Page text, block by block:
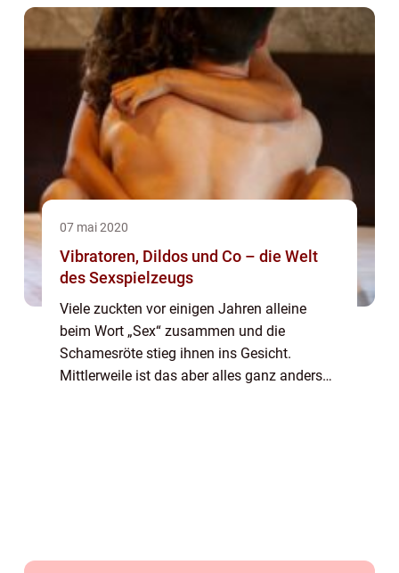
Eigenheim zulegen möchten oder einen
hohen Geldbetrag für eine Wohnung ...
07 mai 2020
Vibratoren, Dildos und Co – die Welt
des Sexspielzeugs
Viele zuckten vor einigen Jahren alleine
beim Wort „Sex“ zusammen und die
Schamesröte stieg ihnen ins Gesicht.
Mittlerweile ist das aber alles ganz anders